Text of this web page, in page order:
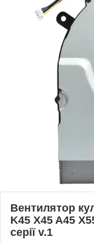
Вентилятор
K45 X45 A45
серії v.1